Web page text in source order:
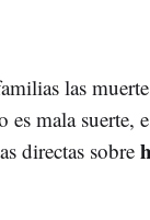
las
mala suerte,
directas sobre